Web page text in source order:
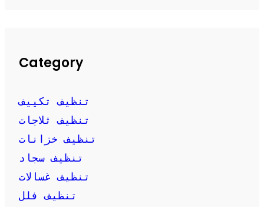
Category
تنظيف تكييف
تنظيف ثلاجات
تنظيف خزانات
تنظيف سجاد
تنظيف غسالات
تنظيف فلل